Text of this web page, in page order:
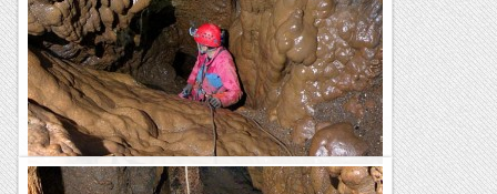
...segueix de l'apunt d'ahir... DetallsCarboneraUna sitja, pila
de carboner o carbonera és un apilament de llenya tapat
amb terra que s'usava...
Espeleobloc
Avencs de la Carbonera i de l'obaga de l'Illa